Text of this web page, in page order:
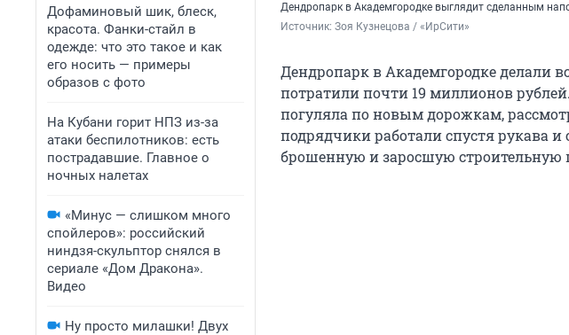
Дофаминовый шик, блеск,
красота. Фанки-стайл в
одежде: что это такое и как
его носить — примеры
образов с фото
На Кубани горит НПЗ из-за
атаки беспилотников: есть
пострадавшие. Главное о
ночных налетах
«Минус — слишком много
спойлеров»: российский
ниндзя-скульптор снялся в
сериале «Дом Дракона».
Видео
Ну просто милашки! Двух
Дендропарк в Академгородке выглядит сделанным
Источник: Зоя Кузнецова / «ИрСити»
Дендропарк в Академгородке делали
потратили почти 19 миллионов
погуляла по новым дорожкам,
подрядчики работали спустя рукава
брошенную и заросшую